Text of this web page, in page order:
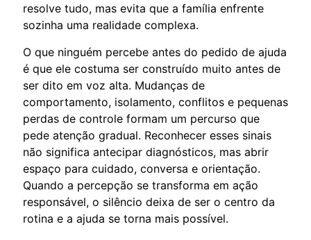
resolve tudo, mas evita que a família enfrente
sozinha uma realidade complexa.
O que ninguém percebe antes do pedido de ajuda
é que ele costuma ser construído muito antes de
ser dito em voz alta. Mudanças de
comportamento, isolamento, conflitos e pequenas
perdas de controle formam um percurso que
pede atenção gradual. Reconhecer esses sinais
não significa antecipar diagnósticos, mas abrir
espaço para cuidado, conversa e orientação.
Quando a percepção se transforma em ação
responsável, o silêncio deixa de ser o centro da
rotina e a ajuda se torna mais possível.